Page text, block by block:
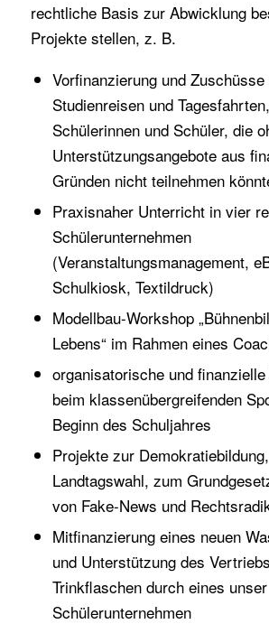
rechtliche Basis zur Abwicklung
Projekte stellen, z. B.
Vorfinanzierung und
Studienreisen und
Schülerinnen und Schüler, die
Unterstützungsangebote aus
Gründen nicht teilnehmen
Praxisnaher Unterricht in vier
Schülerunternehmen
(Veranstaltungsmanagement,
Schulkiosk, Textildruck)
Modellbau-Workshop
Lebens“ im Rahmen eines
organisatorische und
beim klassenübergreifenden
Beginn des Schuljahres
Projekte zur
Landtagswahl, zum
von Fake-News und
Mitfinanzierung eines neuen
und Unterstützung des
Trinkflaschen durch eines unser
Schülerunternehmen